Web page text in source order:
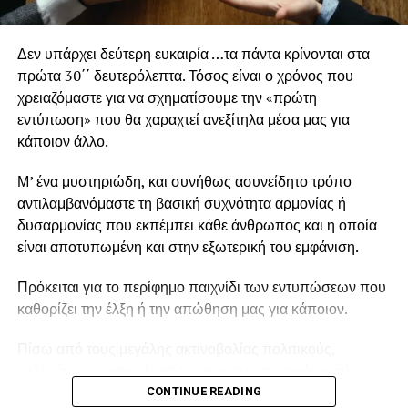
Πότε φαίνονται τα αποτελέσματα από το
πολυγαλακτικό οξύ;
Τα αποτελέσματα από το πολυγαλακτικό οξύ δεν είναι
άμεσα, καθώς η δράση του βασίζεται στη σταδιακή
παραγωγή κολλαγόνου. Συνήθως, τα πρώτα σημάδια
βελτίωσης εμφανίζονται μέσα σε 3–4 εβδομάδες, ενώ το
πλήρες αποτέλεσμα γίνεται ορατό σε διάστημα περίπου
2–3 μηνών. Η εικόνα του δέρματος βελτιώνεται
προοδευτικά, κάτι που προσφέρει ένα πολύ φυσικό
Αυτός είναι και ο λόγος που θεραπείες όπως το Sculptra
είναι ένα από τα μεγαλύτερα πλεονεκτήματα του
Δεν υπάρχει δεύτερη ευκαιρία …τα πάντα κρίνονται στα
πρώτα 30΄΄ δευτερόλεπτα. Τόσος είναι ο χρόνος που
χρειαζόμαστε για να σχηματίσουμε την «πρώτη
εντύπωση» που θα χαραχτεί ανεξίτηλα μέσα μας για
κάποιον άλλο.
Μ’ ένα μυστηριώδη, και συνήθως ασυνείδητο τρόπο
αντιλαμβανόμαστε τη βασική συχνότητα αρμονίας ή
δυσαρμονίας που εκπέμπει κάθε άνθρωπος και η οποία
είναι αποτυπωμένη και στην εξωτερική του εμφάνιση.
Πρόκειται για το περίφημο παιχνίδι των εντυπώσεων που
καθορίζει την έλξη ή την απώθηση μας για κάποιον.
εταιρειών, βρίσκονται πάντα οι “image makers”
CONTINUE READING